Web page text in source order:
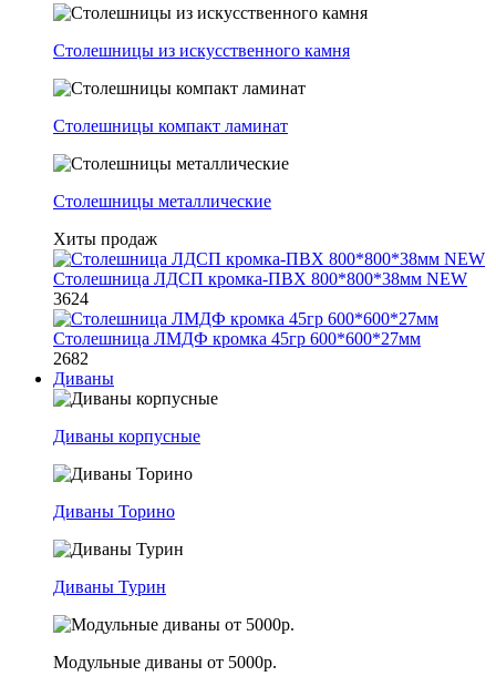
Столешницы из искусственного камня
Столешницы компакт ламинат
Столешницы металлические
Хиты продаж
Столешница ЛДСП кромка-ПВХ 800*800*38мм NEW
3624
Столешница ЛМДФ кромка 45гр 600*600*27мм
2682
Диваны
Диваны корпусные
Диваны Торино
Диваны Турин
Модульные диваны от 5000р.